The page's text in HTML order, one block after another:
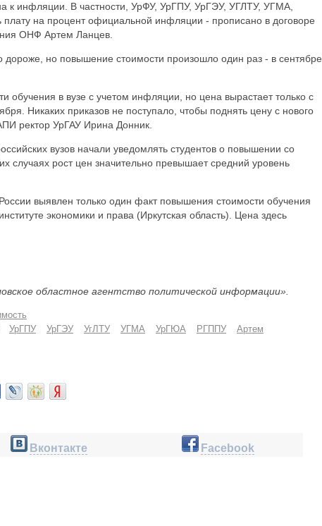
к инфляции. В частности, УрФУ, УрГПУ, УрГЭУ, УГЛТУ, УГМА,
на процент официальной инфляции - прописано в договоре
ОНФ Артем Ланцев.
дороже, но повышение стоимости произошло один раз - в сентябре
обучения в вузе с учетом инфляции, но цена вырастает только с
Никаких приказов не поступало, чтобы поднять цену с нового
ректор УрГАУ Ирина Донник.
вузов начали уведомлять студентов о повышении со
случаях рост цен значительно превышает средний уровень
выявлен только один факт повышения стоимости обучения
экономики и права (Иркутская область). Цена здесь
областное агентство политической информации».
УрГПУ УрГЭУ УгЛТУ УГМА УрГЮА РГППУ
Артем
Вконтакте Facebook